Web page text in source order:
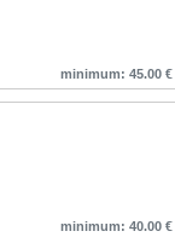
minimum: 45.00 €
minimum: 40.00 €